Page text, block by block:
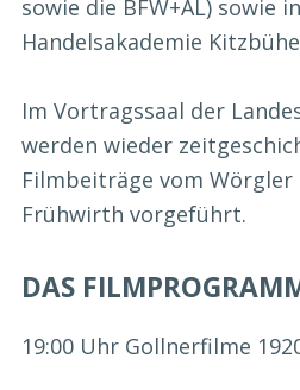
sowie die BFW+AL) sowie
Handelsakademie
Im Vortragssaal der
werden wieder
Filmbeiträge vom Wörgler
Frühwirth vorgeführt.
DAS
19:00 Uhr Gollnerfilme